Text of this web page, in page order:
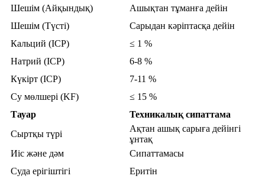
Шешім (Айқындық)
Ашықтан тұманға дейін
Шешім (Түсті)
Сарыдан кәріптасқа дейін
Кальций (ICP)
≤ 1 %
Натрий (ICP)
6-8 %
Күкірт (ICP)
7-11 %
Су мөлшері (KF)
≤ 15 %
Тауар
Техникалық сипаттама
Сыртқы түрі
Ақтан ашық сарыға дейінгі
ұнтақ
Иіс және дәм
Сипаттамасы
Суда ерігіштігі
Еритін